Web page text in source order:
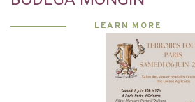
LEARN MORE